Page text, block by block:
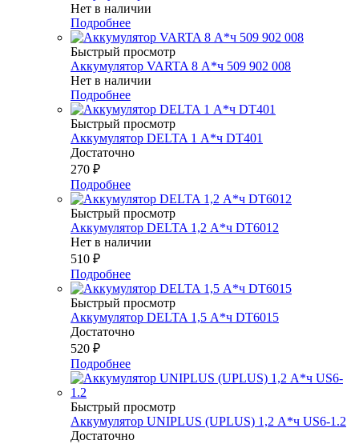
Нет в наличии
Подробнее
Быстрый просмотр
Аккумулятор VARTA 8 А*ч 509 902 008
Нет в наличии
Подробнее
Быстрый просмотр
Аккумулятор DELTA 1 А*ч DT401
Достаточно
270 ₽
Подробнее
Быстрый просмотр
Аккумулятор DELTA 1,2 А*ч DT6012
Нет в наличии
510 ₽
Подробнее
Быстрый просмотр
Аккумулятор DELTA 1,5 А*ч DT6015
Достаточно
520 ₽
Подробнее
Быстрый просмотр
Аккумулятор UNIPLUS (UPLUS) 1,2 А*ч US6-1.2
Достаточно